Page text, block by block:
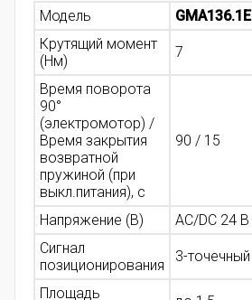
Модель
GMA136.1E
Крутящий момент
(Нм)
7
Время поворота
90°
(электромотор) /
Время закрытия
возвратной
пружиной (при
выкл.питания), с
90 / 15
Напряжение (В)
AC/DC 24 В
Сигнал
позиционирования
3-точечный
Площадь